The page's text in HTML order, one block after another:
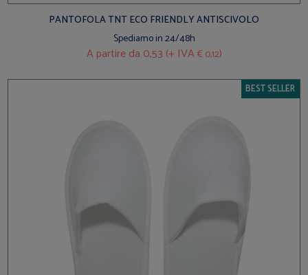
PANTOFOLA TNT ECO FRIENDLY ANTISCIVOLO
Spediamo in 24/48h
A partire da 0,53 (+ IVA€ 0,12)
BEST SELLER